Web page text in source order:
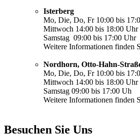
Isterberg
Mo, Die, Do, Fr 10:00 bis
Mittwoch 14:00 bis 18:00 Uhr
Samstag 09:00 bis 17:00 Uhr
Weitere Informationen finden
Nordhorn, Otto-Hahn-
Mo, Die, Do, Fr 10:00 bis
Mittwoch 14:00 bis 18:00 Uhr
Samstag 09:00 bis 17:00 Uh
Weitere Informationen finden
Besuchen Sie Uns